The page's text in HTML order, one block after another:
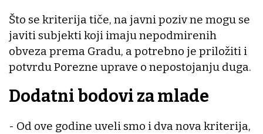
Što se kriterija tiče, na javni poziv ne mogu se
javiti subjekti koji imaju nepodmirenih
obveza prema Gradu, a potrebno je priložiti i
potvrdu Porezne uprave o nepostojanju duga.
Dodatni bodovi za mlade
- Od ove godine uveli smo i dva nova kriterija,